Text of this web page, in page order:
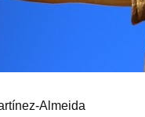
Almeida